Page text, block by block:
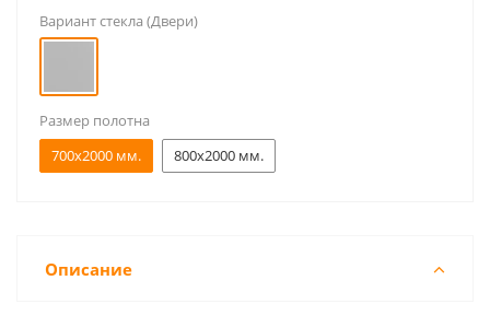
Вариант стекла (Двери)
Размер полотна
700x2000 мм.
800x2000 мм.
Описание